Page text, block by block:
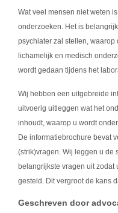
Wat veel mensen niet weten
onderzoeken. Het is
psychiater zal stellen,
lichamelijk en medisch
wordt gedaan tijdens het
Wij hebben een uitgebreide
uitvoerig uitleggen wat het
inhoudt, waarop u wordt
De informatiebrochure bevat
(strik)vragen. Wij leggen u de
belangrijkste vragen uit zodat
gesteld. Dit vergroot de kans
Geschreven door